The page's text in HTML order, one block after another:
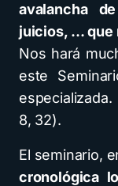
avalancha
juicios, … que
Nos hará
este
especializada.
8, 32).
El seminario,
cronológica